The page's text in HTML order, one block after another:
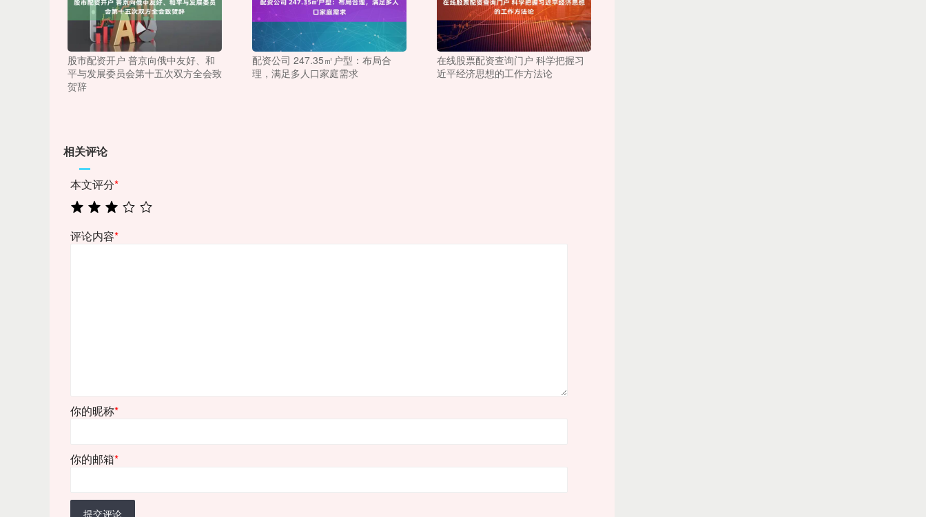
股市配资开户 普京向俄中友好、和
平与发展委员会第十五次双方全会致
贺辞
配资公司 247.35㎡户型：布局合
理，满足多人口家庭需求
在线股票配资查询门户 科学把握习
近平经济思想的工作方法论
相关评论
本文评分*
评论内容*
你的昵称*
你的邮箱*
提交评论